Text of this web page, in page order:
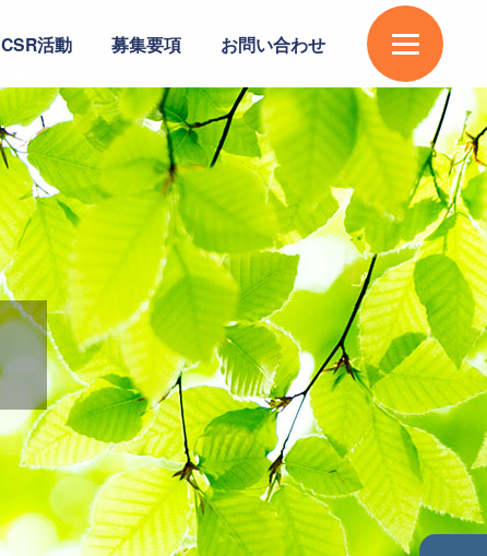
CSR活動 募集要項 お問い合わせ